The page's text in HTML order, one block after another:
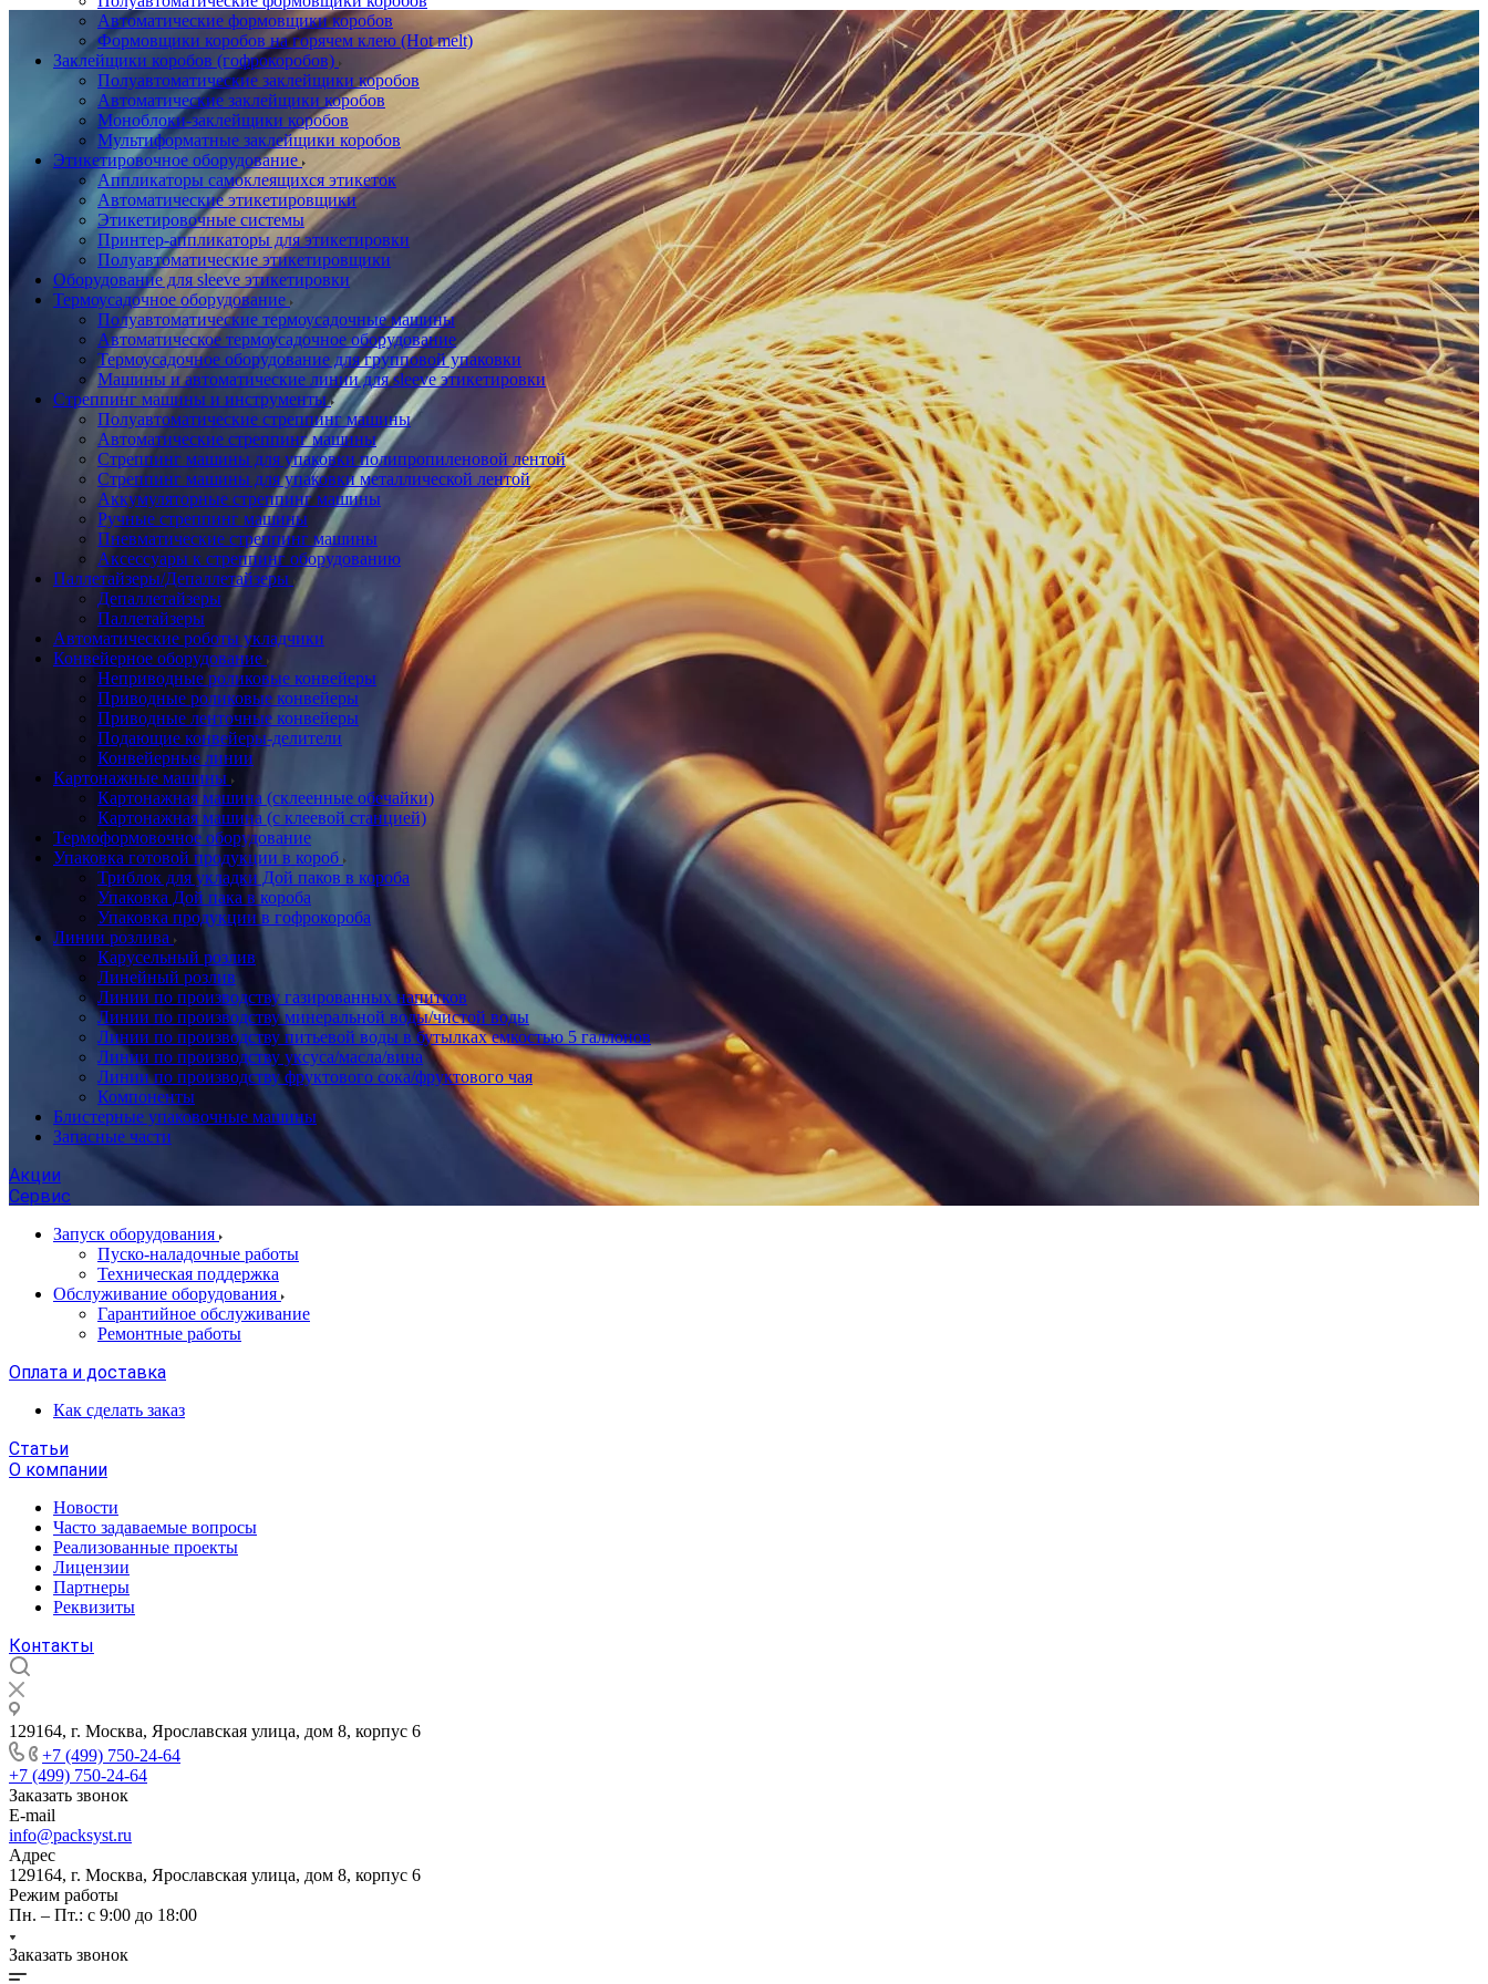
Автоматические формовщики коробов
Формовщики коробов на горячем клею (Hot melt)
Заклейщики коробов (гофрокоробов)
Полуавтоматические заклейщики коробов
Автоматические заклейщики коробов
Моноблоки-заклейщики коробов
Мультиформатные заклейщики коробов
Этикетировочное оборудование
Аппликаторы самоклеящихся этикеток
Автоматические этикетировщики
Этикетировочные системы
Принтер-аппликаторы для этикетировки
Полуавтоматические этикетировщики
Оборудование для sleeve этикетировки
Термоусадочное оборудование
Полуавтоматические термоусадочные машины
Автоматическое термоусадочное оборудование
Термоусадочное оборудование для групповой упаковки
Машины и автоматические линии для sleeve этикетировки
Стреппинг машины и инструменты
Полуавтоматические стреппинг машины
Автоматические стреппинг машины
Стреппинг машины для упаковки полипропиленовой лентой
Стреппинг машины для упаковки металлической лентой
Аккумуляторные стреппинг машины
Ручные стреппинг машины
Пневматические стреппинг машины
Аксессуары к стреппинг оборудованию
Паллетайзеры/Депаллетайзеры
Депаллетайзеры
Паллетайзеры
Автоматические роботы укладчики
Конвейерное оборудование
Неприводные роликовые конвейеры
Приводные роликовые конвейеры
Приводные ленточные конвейеры
Подающие конвейеры-делители
Конвейерные линии
Картонажные машины
Картонажная машина (склеенные обечайки)
Картонажная машина (с клеевой станцией)
Термоформовочное оборудование
Упаковка готовой продукции в короб
Триблок для укладки Дой паков в короба
Упаковка Дой пака в короба
Упаковка продукции в гофрокороба
Линии розлива
Карусельный розлив
Линейный розлив
Линии по производству газированных напитков
Линии по производству минеральной воды/чистой воды
Линии по производству питьевой воды в бутылках емкостью 5 галлонов
Линии по производству уксуса/масла/вина
Линии по производству фруктового сока/фруктового чая
Компоненты
Блистерные упаковочные машины
Запасные части
Акции
Сервис
Запуск оборудования
Пуско-наладочные работы
Техническая поддержка
Обслуживание оборудования
Гарантийное обслуживание
Ремонтные работы
Оплата и доставка
Как сделать заказ
Статьи
О компании
Новости
Часто задаваемые вопросы
Реализованные проекты
Лицензии
Партнеры
Реквизиты
Контакты
129164, г. Москва, Ярославская улица, дом 8, корпус 6
+7 (499) 750-24-64
+7 (499) 750-24-64
Заказать звонок
E-mail
info@packsyst.ru
Адрес
129164, г. Москва, Ярославская улица, дом 8, корпус 6
Режим работы
Пн. – Пт.: с 9:00 до 18:00
Заказать звонок